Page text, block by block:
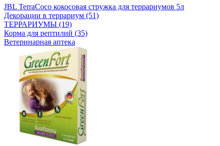
JBL TerraCoco кокосовая стружка для террариумов 5л
Декорации в террариум (51)
ТЕРРАРИУМЫ (19)
Корма для рептилий (35)
Ветеринарная аптека